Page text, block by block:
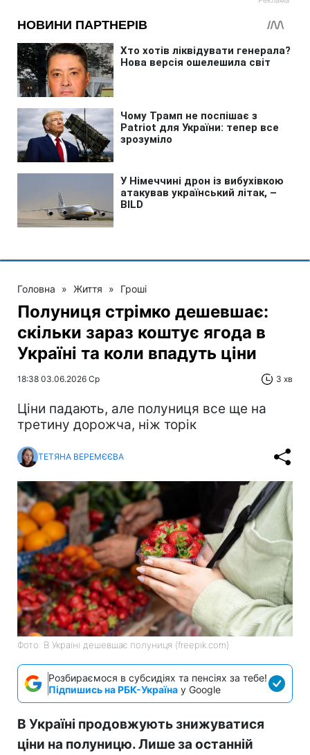
Головна » Життя » Гроші
Полуниця стрімко дешевшає:
скільки зараз коштує ягода в
Україні та коли впадуть ціни
18:38 03.06.2026 Ср 3 хв
Ціни падають, але полуниця все ще на
третину дорожча, ніж торік
ТЕТЯНА ВЕРЕМЄЄВА
Фото: В Україні дешевшає полуниця (freepik.com)
Розбираємося в субсидіях та пенсіях за тебе!
Підпишись на РБК-Україна у Google
В Україні продовжують знижуватися
ціни на полуницю. Лише за останній